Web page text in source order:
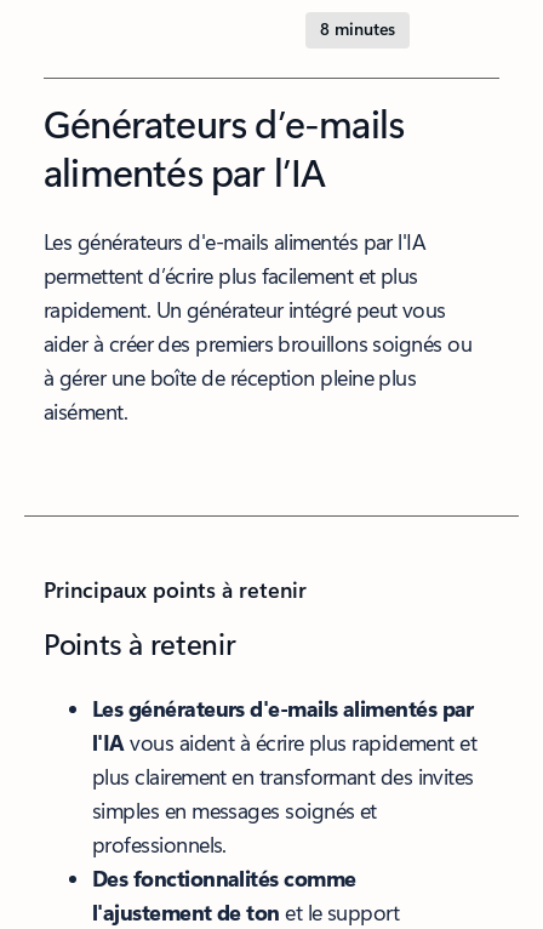
8 minutes
Générateurs d’e-mails
alimentés par l’IA
Les générateurs d'e-mails alimentés par l'IA
permettent d’écrire plus facilement et plus
rapidement. Un générateur intégré peut vous
aider à créer des premiers brouillons soignés ou
à gérer une boîte de réception pleine plus
aisément.
Principaux points à retenir
Points à retenir
Les générateurs d'e-mails alimentés par
l'IAvous aident à écrire plus rapidement et
plus clairement en transformant des invites
simples en messages soignés et
professionnels.
Des fonctionnalités comme
l'ajustement de tonet le support